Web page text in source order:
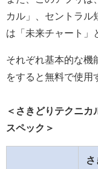
カル」、セントラル
は「未来チャート」
それぞれ基本的な機
をすると無料で使用
＜さきどりテクニ
スペック＞